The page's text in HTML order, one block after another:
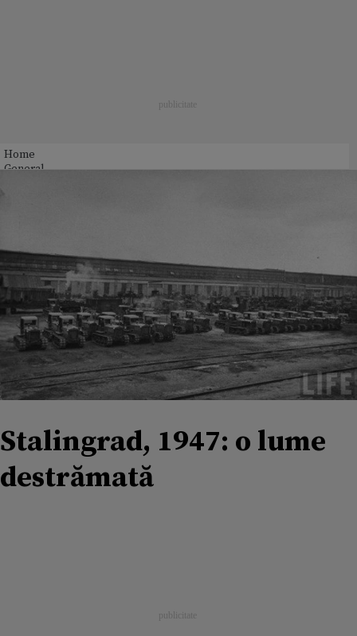
Home
General
Stalingrad, 1947: o lume
destrămată